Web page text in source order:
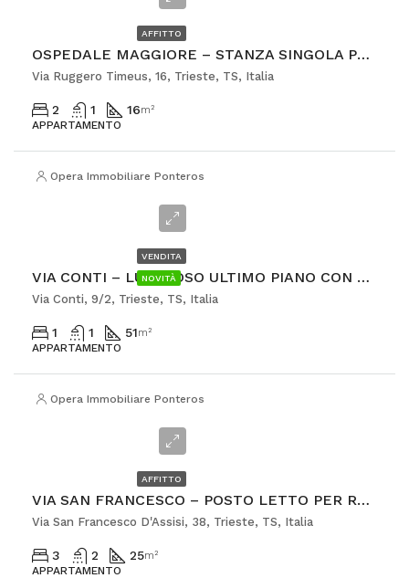
AFFITTO
OSPEDALE MAGGIORE – STANZA SINGOLA PER STUDENTESSA
Via Ruggero Timeus, 16, Trieste, TS, Italia
2 1 16m²
APPARTAMENTO
Opera Immobiliare Ponterosso
VENDITA
NOVITÀ VIA CONTI – LUMINOSO ULTIMO PIANO CON TERRAZZA ABITABILE
Via Conti, 9/2, Trieste, TS, Italia
1 1 51m²
APPARTAMENTO
Opera Immobiliare Ponterosso
AFFITTO
VIA SAN FRANCESCO – POSTO LETTO PER RAGAZZO
Via San Francesco D'Assisi, 38, Trieste, TS, Italia
3 2 25m²
APPARTAMENTO